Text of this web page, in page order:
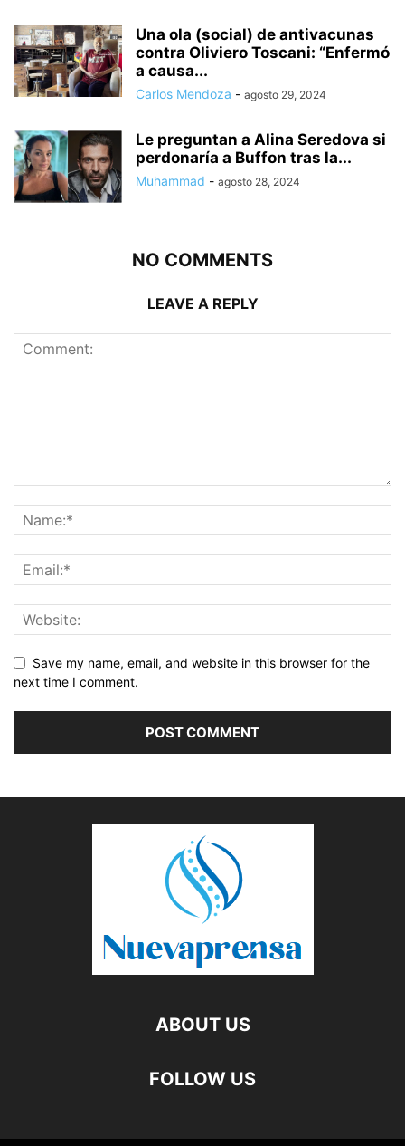
Una ola (social) de antivacunas
contra Oliviero Toscani: “Enfermó
a causa...
Carlos Mendoza - agosto 29, 2024
Le preguntan a Alina Seredova si
perdonaría a Buffon tras la...
Muhammad - agosto 28, 2024
NO COMMENTS
LEAVE A REPLY
Save my name, email, and website in this browser for the
next time I comment.
ABOUT US
FOLLOW US